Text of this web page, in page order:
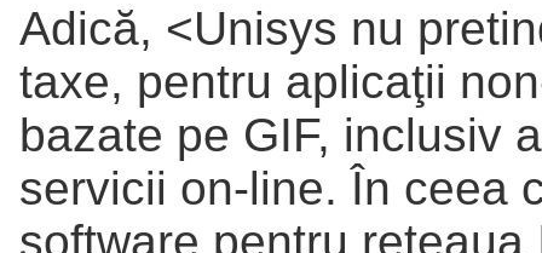
Adică, <Unisys nu
taxe, pentru aplicaţii
bazate pe GIF, inclusiv
servicii on-line. În ceea
software pentru